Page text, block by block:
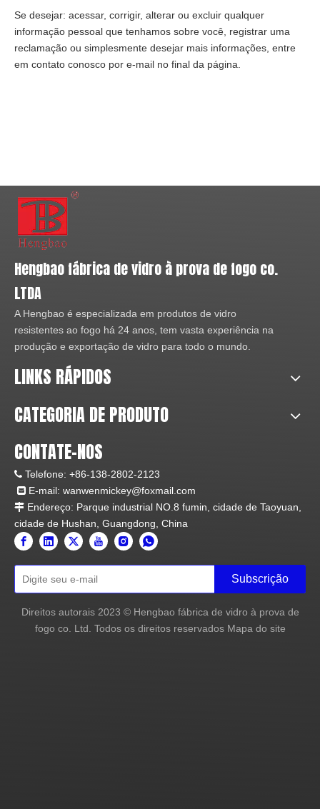
Se desejar: acessar, corrigir, alterar ou excluir qualquer
informação pessoal que tenhamos sobre você, registrar uma
reclamação ou simplesmente desejar mais informações, entre
em contato conosco por e-mail no final da página.
Hengbao fábrica de vidro à prova de fogo co.
LTDA
A Hengbao é especializada em produtos de vidro
resistentes ao fogo há 24 anos, tem vasta experiência na
produção e exportação de vidro para todo o mundo.
LINKS RÁPIDOS
CATEGORIA DE PRODUTO
CONTATE-NOS
 Telefone: +86-138-2802-2123
 E-mail: wanwenmickey@foxmail.com
 Endereço: Parque industrial NO.8 fumin, cidade de Taoyuan,
cidade de Hushan, Guangdong, China
Subscrição
Direitos autorais 2023 © Hengbao fábrica de vidro à prova de
fogo co. Ltd. Todos os direitos reservados Mapa do site